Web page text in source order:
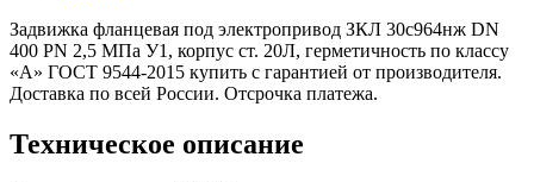
Задвижка фланцевая под электропривод ЗКЛ 30с964нж DN
400 PN 2,5 МПа У1, корпус ст. 20Л, герметичность по классу
«A» ГОСТ 9544-2015 купить с гарантией от производителя.
Доставка по всей России. Отсрочка платежа.
Техническое описание